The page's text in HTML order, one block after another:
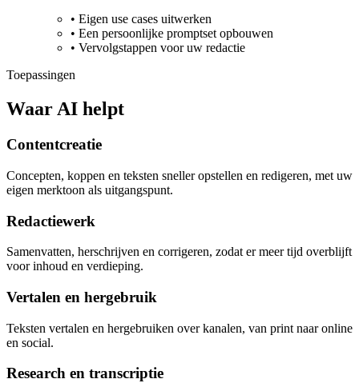
• Eigen use cases uitwerken
• Een persoonlijke promptset opbouwen
• Vervolgstappen voor uw redactie
Toepassingen
Waar AI helpt
Contentcreatie
Concepten, koppen en teksten sneller opstellen en redigeren, met uw
eigen merktoon als uitgangspunt.
Redactiewerk
Samenvatten, herschrijven en corrigeren, zodat er meer tijd overblijft
voor inhoud en verdieping.
Vertalen en hergebruik
Teksten vertalen en hergebruiken over kanalen, van print naar online
en social.
Research en transcriptie